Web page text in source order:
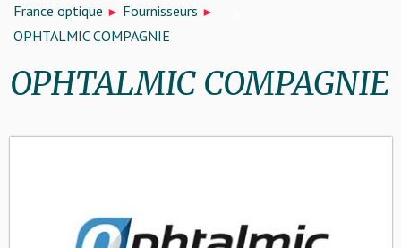
France optique
Fournisseurs
OPHTALMIC COMPAGNIE
OPHTALMIC COMPAGNIE